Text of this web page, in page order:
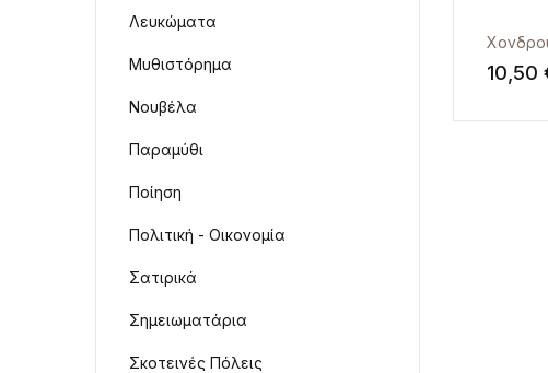
10,50
Λευκώματα
Μυθιστόρημα
Νουβέλα
Παραμύθι
Ποίηση
Πολιτική - Οικονομία
Σατιρικά
Σημειωματάρια
Σκοτεινές Πόλεις